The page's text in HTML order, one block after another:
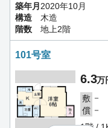
築年月 2020年10月
構造
木造
階数
地上2階
101号室
6.3万
敷 －
償 －